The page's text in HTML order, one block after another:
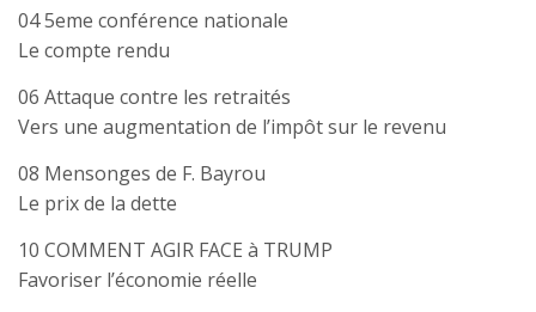
04 5eme conférence nationale
Le compte rendu
06 Attaque contre les retraités
Vers une augmentation de l’impôt sur le revenu
08 Mensonges de F. Bayrou
Le prix de la dette
10 COMMENT AGIR FACE à TRUMP
Favoriser l’économie réelle